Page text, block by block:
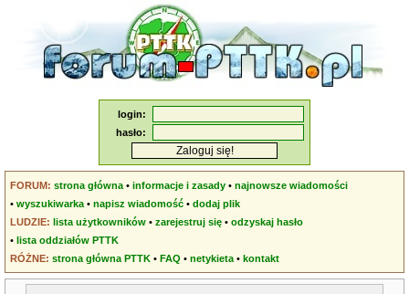
login:
hasło:
FORUM: strona główna •informacje i zasady •najnowsze wiadomości
•wyszukiwarka •napisz wiadomość •dodaj plik
LUDZIE: lista użytkowników •zarejestruj się •odzyskaj hasło
•lista oddziałów PTTK
RÓŻNE: strona główna PTTK •FAQ •netykieta •kontakt